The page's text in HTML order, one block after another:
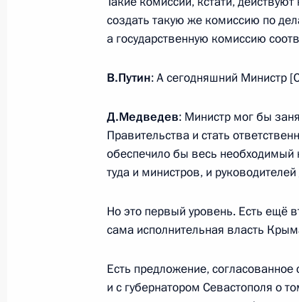
Приветствие участникам и
по фехтованию
13 июля 2015 года, 09:05
10 июля 2015 года, пятница
Встреча с Премьер-
10 июля 2015 года, 17:45 Уфа
Встреча с Президентом
создать такую же комиссию по
а государственную комиссию
В.Путин: А сегодняшний Министр
Д.Медведев: Министр мог бы
Правительства и стать
обеспечило бы весь
туда и министров, и
Но это первый уровень. Есть ещё
сама исполнительная власть
Есть предложение,
и с губернатором Севастополя о